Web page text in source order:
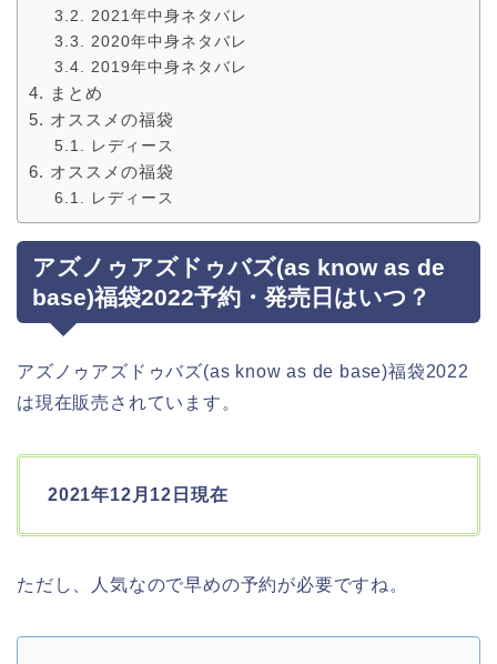
2021年中身ネタバレ
2020年中身ネタバレ
2019年中身ネタバレ
まとめ
オススメの福袋
レディース
オススメの福袋
レディース
アズノゥアズドゥバズ(as know as de
base)福袋2022予約・発売日はいつ？
アズノゥアズドゥバズ(as know as de base)福袋2022
は現在販売されています。
2021年12月12日現在
ただし、人気なので早めの予約が必要ですね。